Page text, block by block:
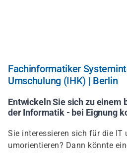
Fachinformatiker
Umschulung (IHK) | Berlin
Entwickeln Sie sich zu einem
der Informatik - bei Eignung
Sie interessieren sich für die IT
umorientieren? Dann könnte